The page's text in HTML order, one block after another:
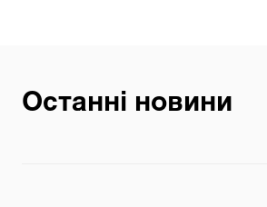
Останні новини